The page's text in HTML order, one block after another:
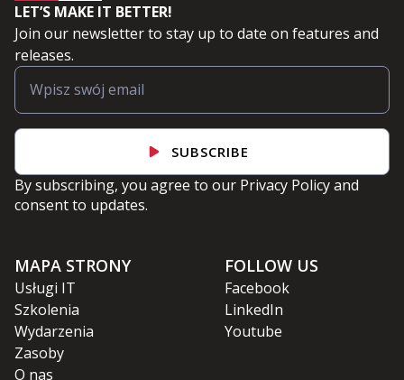
LET’S MAKE IT BETTER!
Join our newsletter to stay up to date on features and
releases.
SUBSCRIBE
By subscribing, you agree to our Privacy Policyand
consent to updates.
MAPA STRONY
Usługi IT
Szkolenia
Wydarzenia
Zasoby
O nas
FOLLOW US
Facebook
LinkedIn
Youtube